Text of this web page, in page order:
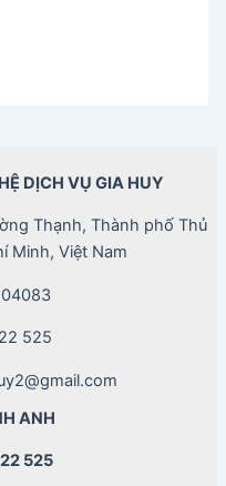
DỊCH VỤ GIA HUY
Thạnh, Thành phố Thủ
Minh, Việt Nam
525
ANH
525